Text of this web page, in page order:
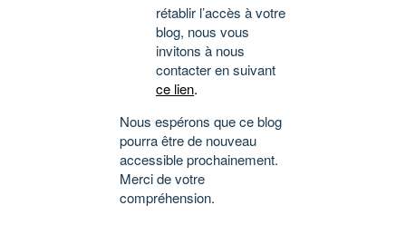
rétablir l’accès à votre
blog, nous vous
invitons à nous
contacter en suivant
ce lien.
Nous espérons que ce blog
pourra être de nouveau
accessible prochainement.
Merci de votre
compréhension.